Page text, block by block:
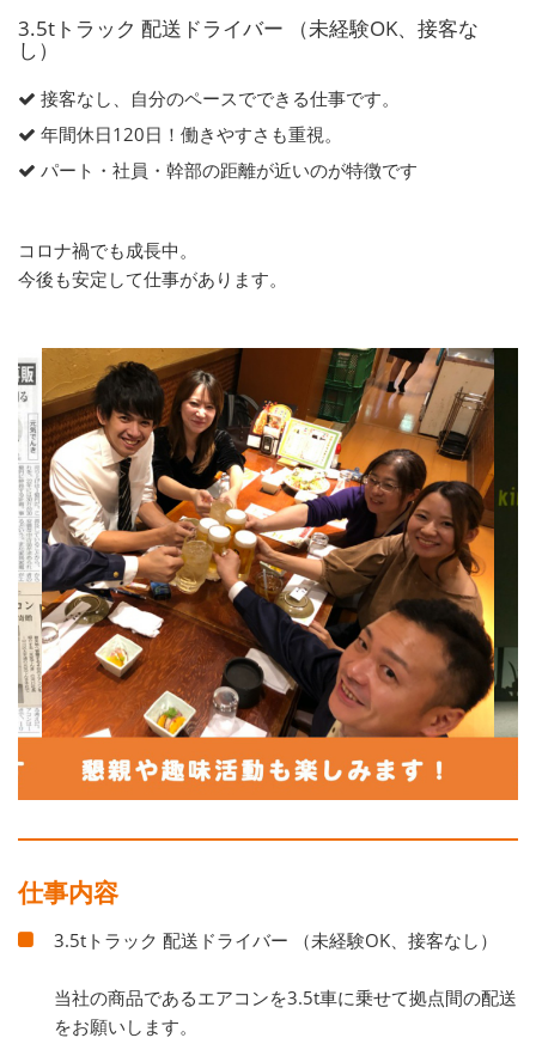
3.5tトラック 配送ドライバー （未経験OK、接客な
し）
接客なし、自分のペースでできる仕事です。
年間休日120日！働きやすさも重視。
パート・社員・幹部の距離が近いのが特徴です
コロナ禍でも成長中。
今後も安定して仕事があります。
仕事内容
3.5tトラック 配送ドライバー （未経験OK、接客なし）
当社の商品であるエアコンを3.5t車に乗せて拠点間の配送
をお願いします。